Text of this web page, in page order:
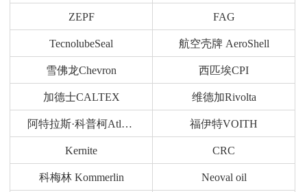
ZEPF FAG
TecnolubeSeal 航空壳牌 AeroShell
雪佛龙Chevron 西匹埃CPI
加德士CALTEX 维德加Rivolta
阿特拉斯·科普柯Atlas Copco 福伊特VOITH
Kernite CRC
科梅林 Kommerlin Neoval oil